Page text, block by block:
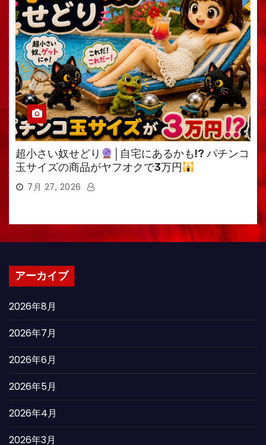
超小さい奴せどり
│自宅にあるかも!? パチンコ
玉サイズの商品がヤフオクで3万円
7月 27, 2026
アーカイブ
2026年8月
2026年7月
2026年6月
2026年5月
2026年4月
2026年3月